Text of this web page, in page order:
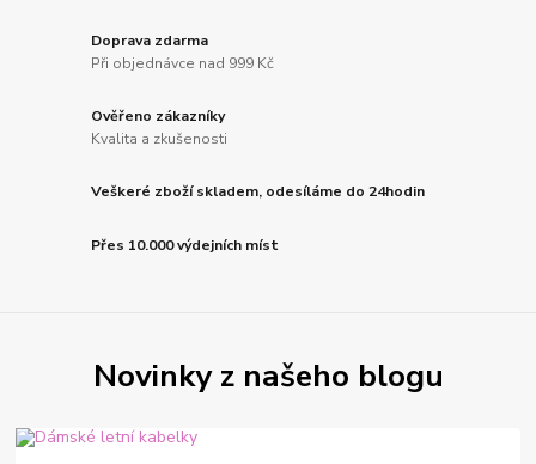
Doprava zdarma
Při objednávce nad 999 Kč
Ověřeno zákazníky
Kvalita a zkušenosti
Veškeré zboží skladem, odesíláme do 24hodin
Přes 10.000 výdejních míst
Novinky z našeho blogu